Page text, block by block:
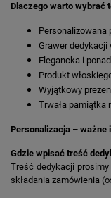
Dlaczego warto wybrać
Personalizowana
Grawer dedykacji
Elegancka i
Produkt
Wyjątkowy
Trwała pamiątka
Personalizacja – ważne
Gdzie wpisać treść
Treść dedykacji
składania zamówienia